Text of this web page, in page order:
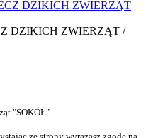
DZIKICH ZWIERZĄT /
"SOKÓŁ"